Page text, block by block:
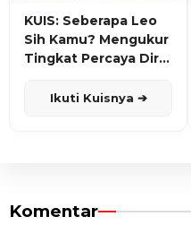
KUIS: Seberapa Leo
Sih Kamu? Mengukur
Tingkat Percaya Diri
Ikuti Kuisnya ➔
Komentar